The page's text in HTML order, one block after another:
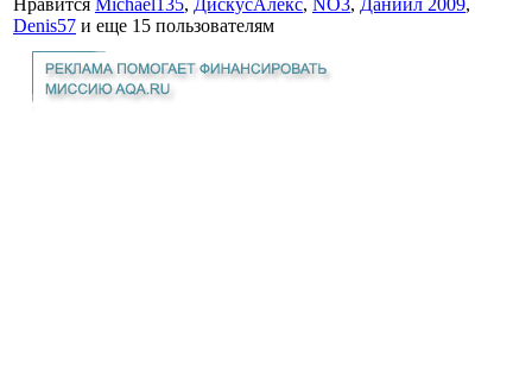
Denis57 и еще 15 пользователям